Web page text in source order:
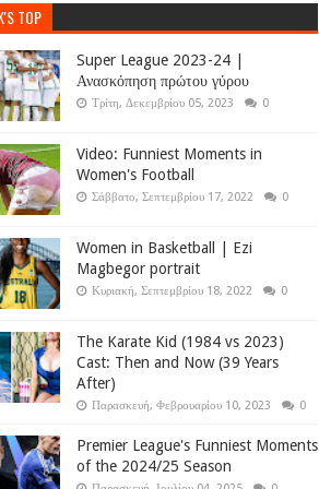
TOP
Super League 2023-24 |
Ανασκόπηση πρώτου γύρου
Τρίτη, Δεκεμβρίου 05, 2023 0
Video: Funniest Moments in
Women's Football
Σάββατο, Σεπτεμβρίου 17, 2022 0
Women in Basketball | Ezi
Magbegor portrait
Κυριακή, Σεπτεμβρίου 18, 2022 0
The Karate Kid (1984 vs 2023)
Cast: Then and Now (39 Years
After)
Παρασκευή, Φεβρουαρίου 10, 2023 0
Premier League's Funniest Moments
of the 2024/25 Season